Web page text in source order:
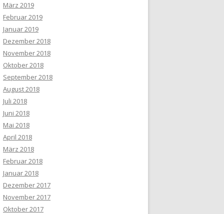
März 2019
Februar 2019
Januar 2019
Dezember 2018
November 2018
Oktober 2018
September 2018
August 2018
Juli 2018
Juni 2018
Mai 2018
April 2018
März 2018
Februar 2018
Januar 2018
Dezember 2017
November 2017
Oktober 2017